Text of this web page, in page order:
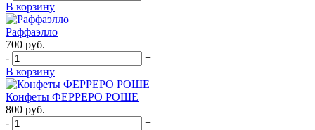
В корзину
Раффаэлло
700 руб.
-
+
В корзину
Конфеты ФЕРРЕРО РОШЕ
800 руб.
-
+